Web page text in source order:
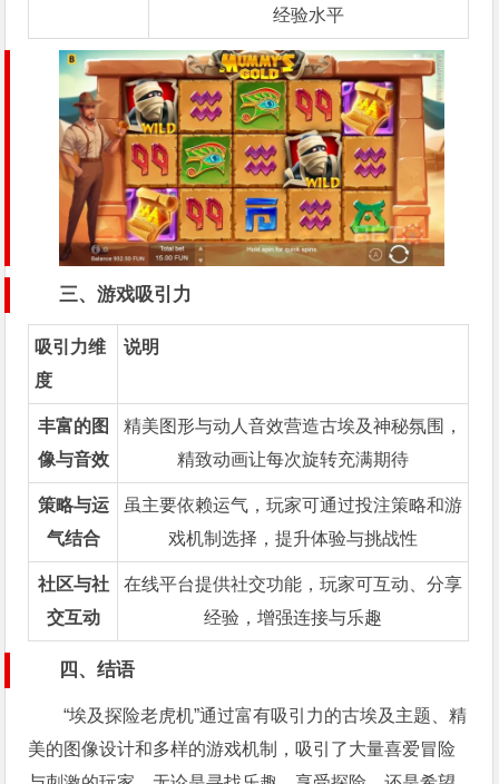
经验水平
三、游戏吸引力
吸引力维
度
说明
丰富的图
像与音效
精美图形与动人音效营造古埃及神秘氛围，
精致动画让每次旋转充满期待
策略与运
气结合
虽主要依赖运气，玩家可通过投注策略和游
戏机制选择，提升体验与挑战性
社区与社
交互动
在线平台提供社交功能，玩家可互动、分享
经验，增强连接与乐趣
四、结语
“埃及探险老虎机”通过富有吸引力的古埃及主题、精
美的图像设计和多样的游戏机制，吸引了大量喜爱冒险